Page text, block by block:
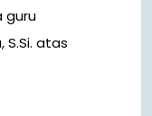
guru
S.Si. atas